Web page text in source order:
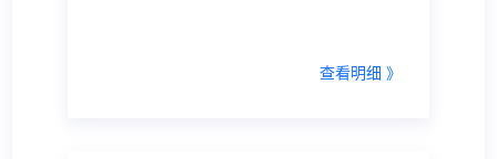
查看明细 》